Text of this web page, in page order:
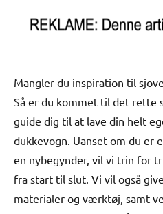
Mangler du inspiration til
Så er du kommet til det rette
guide dig til at lave din helt
dukkevogn. Uanset om du er
en nybegynder, vil vi trin for
fra start til slut. Vi vil også
materialer og værktøj, samt